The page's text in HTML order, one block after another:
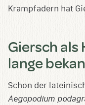
Krampfadern hat
Giersch als
lange
Schon der
Aegopodium